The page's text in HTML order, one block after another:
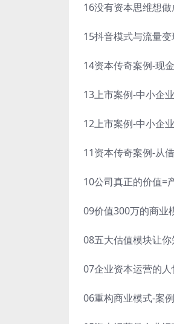
16没有资本思维想
15抖音模式与流量变
14资本传奇案例-现
13上市案例-中小企
12上市案例-中小企
11资本传奇案例-从
10公司真正的价值=
09价值300万的商业
08五大估值模块让
07企业资本运营的
06重构商业模式-案